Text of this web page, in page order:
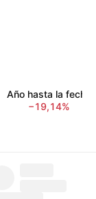
Año hasta la fecha
−19,14%